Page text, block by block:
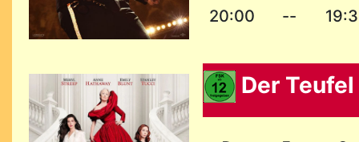
20:00 --
Der